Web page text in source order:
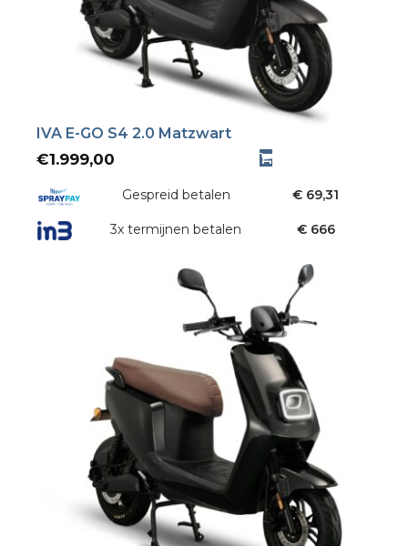
IVA E-GO S4 2.0 Matzwart
€1.999,00
Gespreid betalen € 69,31
3x termijnen betalen € 666